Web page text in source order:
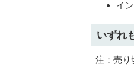
イ
いずれ
注：売り